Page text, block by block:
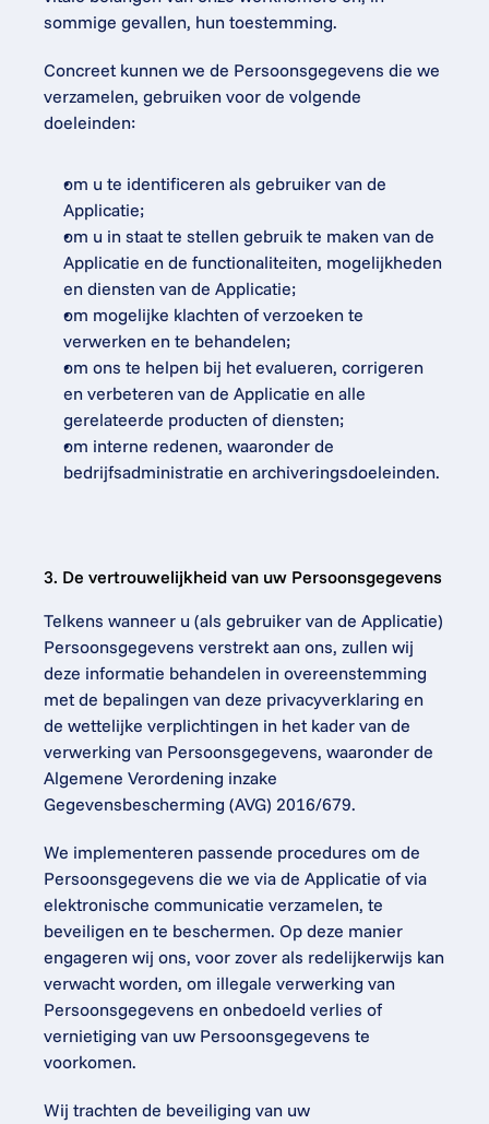
sommige gevallen, hun toestemming.
Concreet kunnen we de Persoonsgegevens die we
verzamelen, gebruiken voor de volgende
doeleinden:
om u te identificeren als gebruiker van de
Applicatie;
om u in staat te stellen gebruik te maken van de
Applicatie en de functionaliteiten, mogelijkheden
en diensten van de Applicatie;
om mogelijke klachten of verzoeken te
verwerken en te behandelen;
om ons te helpen bij het evalueren, corrigeren
en verbeteren van de Applicatie en alle
gerelateerde producten of diensten;
om interne redenen, waaronder de
bedrijfsadministratie en archiveringsdoeleinden.
3. De vertrouwelijkheid van uw Persoonsgegevens
Telkens wanneer u (als gebruiker van de Applicatie)
Persoonsgegevens verstrekt aan ons, zullen wij
deze informatie behandelen in overeenstemming
met de bepalingen van deze privacyverklaring en
de wettelijke verplichtingen in het kader van de
verwerking van Persoonsgegevens, waaronder de
Algemene Verordening inzake
Gegevensbescherming (AVG) 2016/679.
We implementeren passende procedures om de
Persoonsgegevens die we via de Applicatie of via
elektronische communicatie verzamelen, te
beveiligen en te beschermen. Op deze manier
engageren wij ons, voor zover als redelijkerwijs kan
verwacht worden, om illegale verwerking van
Persoonsgegevens en onbedoeld verlies of
vernietiging van uw Persoonsgegevens te
voorkomen.
Wij trachten de beveiliging van uw